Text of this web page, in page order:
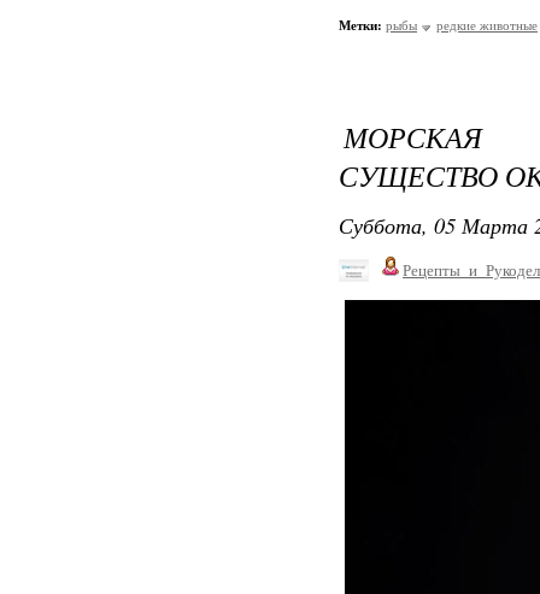
Метки: рыбы редкие животные
МОРСКАЯ
СУЩЕСТВО
Суббота, 05 Марта